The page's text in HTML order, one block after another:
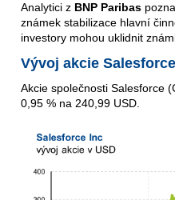
Analytici z BNP Paribas
známek stabilizace hlavní
investory mohou uklidnit
Vývoj akcie Salesforce
Akcie společnosti Salesforce
0,95 % na 240,99 USD.